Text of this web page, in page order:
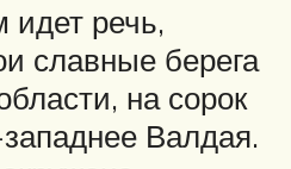
идет речь,
славные берега
на сорок
Валдая.